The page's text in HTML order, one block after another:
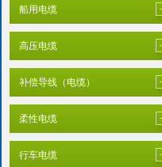
船用电缆
高压电缆
补偿导线（电缆）
柔性电缆
行车电缆